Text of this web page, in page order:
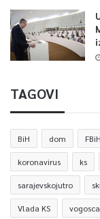
TAGOVI
BiH dom FBiH
koronavirus ks
sarajevskojutro
Vlada KS vogosca